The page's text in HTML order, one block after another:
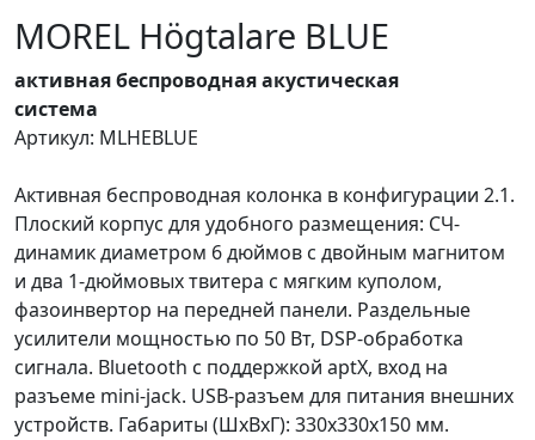
MOREL Högtalare BLUE
активная беспроводная акустическая
система
Артикул: MLHEBLUE
Активная беспроводная колонка в конфигурации 2.1.
Плоский корпус для удобного размещения: СЧ-
динамик диаметром 6 дюймов с двойным магнитом
и два 1-дюймовых твитера с мягким куполом,
фазоинвертор на передней панели. Раздельные
усилители мощностью по 50 Вт, DSP-обработка
сигнала. Bluetooth с поддержкой aptX, вход на
разъеме mini-jack. USB-разъем для питания внешних
устройств. Габариты (ШхВхГ): 330x330x150 мм.